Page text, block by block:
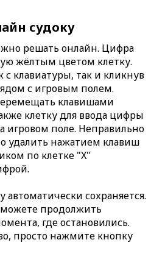
судоку
решать онлайн. Цифра
жёлтым цветом клетку.
клавиатуры, так и кликнув
с игровым полем.
клавишами
клетку для ввода цифры
игровом поле. Неправильно
удалить нажатием клавиш
по клетке "X"
сохраняется.
продолжить
где остановились.
просто нажмите кнопку